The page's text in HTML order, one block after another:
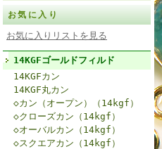
お気に入り
お気に入りリストを見る
14KGFゴールドフィルド
14KGFカン
14KGF丸カン
◇カン（オープン）（14kgf）
◇クローズカン（14kgf）
◇オーバルカン（14kgf）
◇スクエアカン（14kgf）